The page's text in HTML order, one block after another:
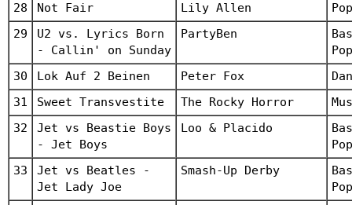
28
Not Fair Lily Allen
Pop
29
U2 vs. Lyrics Born
- Callin' on Sunday
PartyBen
Pop
30
Lok Auf 2 Beinen Peter Fox
31
Sweet Transvestite The Rocky Horror
32
Jet vs Beastie Boys
- Jet Boys
Loo & Placido
Pop
33
Jet vs Beatles -
Jet Lady Joe
Smash-Up Derby
Pop